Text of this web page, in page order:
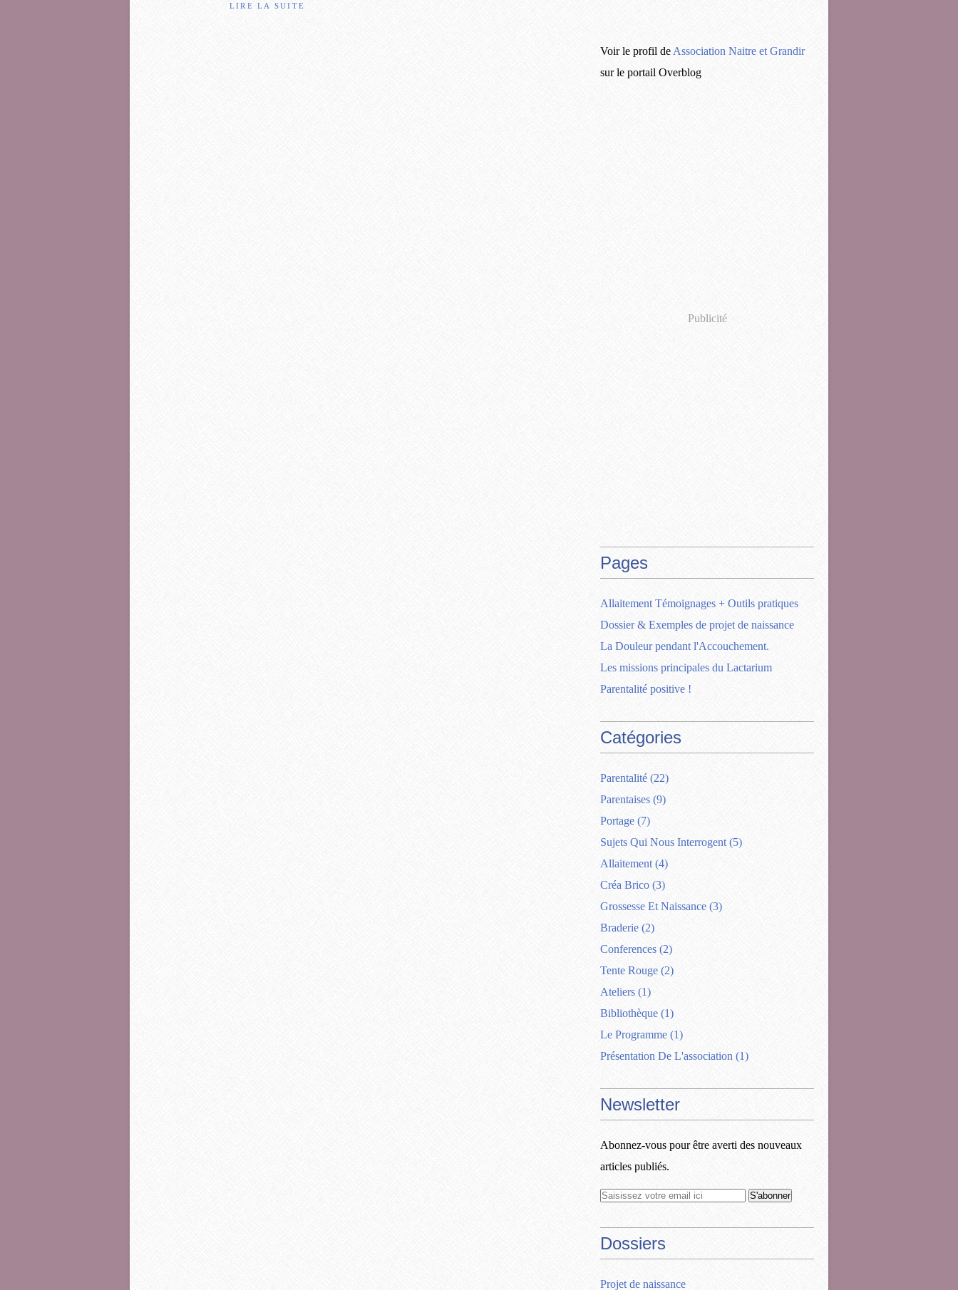
LIRE LA SUITE
Voir le profil de Association Naitre et Grandir
sur le portail Overblog
Publicité
Pages
Allaitement Témoignages + Outils pratiques
Dossier & Exemples de projet de naissance
La Douleur pendant l'Accouchement.
Les missions principales du Lactarium
Parentalité positive !
Catégories
Parentalité (22)
Parentaises (9)
Portage (7)
Sujets Qui Nous Interrogent (5)
Allaitement (4)
Créa Brico (3)
Grossesse Et Naissance (3)
Braderie (2)
Conferences (2)
Tente Rouge (2)
Ateliers (1)
Bibliothèque (1)
Le Programme (1)
Présentation De L'association (1)
Newsletter
Abonnez-vous pour être averti des nouveaux
articles publiés.
Dossiers
Projet de naissance